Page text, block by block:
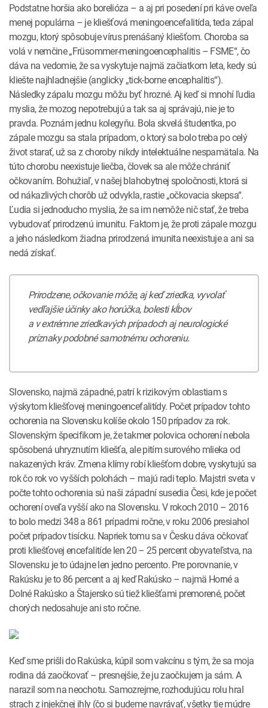
Podstatne horšia ako borelióza – a aj pri posedení pri káve oveľa
menej populárna – je kliešťová meningoencefalitída, teda zápal
mozgu, ktorý spôsobuje vírus prenášaný kliešťom. Choroba sa
volá v nemčine „Früsommer-meningoencephalitis – FSME“, čo
dáva na vedomie, že sa vyskytuje najmä začiatkom leta, kedy sú
kliešte najhladnejšie (anglicky „tick-borne encephalitis“).
Následky zápalu mozgu môžu byť hrozné. Aj keď si mnohí ľudia
myslia, že mozog nepotrebujú a tak sa aj správajú, nie je to
pravda. Poznám jednu kolegyňu. Bola skvelá študentka, po
zápale mozgu sa stala prípadom, o ktorý sa bolo treba po celý
život starať, už sa z choroby nikdy intelektuálne nespamätala. Na
túto chorobu neexistuje liečba, človek sa ale môže chrániť
očkovaním. Bohužiaľ, v našej blahobytnej spoločnosti, ktorá si
od nákazlivých chorôb už odvykla, rastie „očkovacia skepsa“.
Ľudia si jednoducho myslia, že sa im nemôže nič stať, že treba
vybudovať prirodzenú imunitu. Faktom je, že proti zápale mozgu
a jeho následkom žiadna prirodzená imunita neexistuje a ani sa
nedá získať.
Prirodzene, očkovanie môže, aj keď zriedka, vyvolať
vedľajšie účinky ako horúčka, bolesti kĺbov
a v extrémne zriedkavých prípadoch aj neurologické
príznaky podobné samotnému ochoreniu.
Slovensko, najmä západné, patrí k rizikovým oblastiam s
výskytom kliešťovej meningoencefalitídy. Počet prípadov tohto
ochorenia na Slovensku kolíše okolo 150 prípadov za rok.
Slovenským špecifikom je, že takmer polovica ochorení nebola
spôsobená uhryznutím kliešťa, ale pitím surového mlieka od
nakazených kráv. Zmena klímy robí kliešťom dobre, vyskytujú sa
rok čo rok vo vyšších polohách – majú radi teplo. Majstri sveta v
počte tohto ochorenia sú naši západní susedia Česi, kde je počet
ochorení oveľa vyšší ako na Slovensku. V rokoch 2010 – 2016
to bolo medzi 348 a 861 prípadmi ročne, v roku 2006 presiahol
počet prípadov tisícku. Napriek tomu sa v Česku dáva očkovať
proti kliešťovej encefalitíde len 20 – 25 percent obyvateľstva, na
Slovensku je to údajne len jedno percento. Pre porovnanie, v
Rakúsku je to 86 percent a aj keď Rakúsko – najmä Horné a
Dolné Rakúsko a Štajersko sú tiež kliešťami premorené, počet
chorých nedosahuje ani sto ročne.
Keď sme prišli do Rakúska, kúpil som vakcínu s tým, že sa moja
rodina dá zaočkovať – presnejšie, že ju zaočkujem ja sám. A
narazil som na neochotu. Samozrejme, rozhodujúcu rolu hral
strach z injekčnej ihly (čo si budeme navrávať, všetky tie múdre